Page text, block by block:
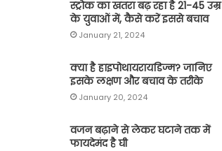
स्ट्रोक का खतरा बढ़ रहा है 21-45 उम्र
के युवाओं में, कैसे करें इससे बचाव
January 21, 2024
क्या है हाइपोथायरायडिज्म? जानिए
इसके लक्षण और बचाव के तरीके
January 20, 2024
वजन बढ़ाने से लेकर घटाने तक में
फायदेमंद है घी